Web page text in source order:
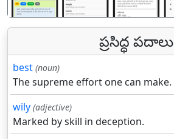
ప్రసిద్ధ పదాలు
best (noun)
The supreme effort one can make.
wily (adjective)
Marked by skill in deception.